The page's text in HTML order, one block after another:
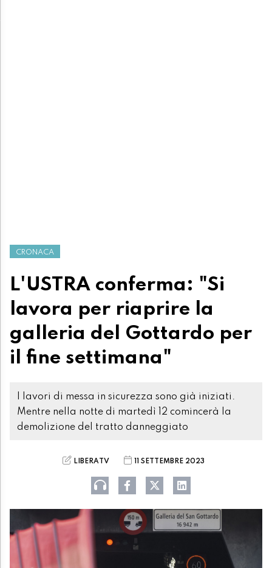
CRONACA
L'USTRA conferma: "Si
lavora per riaprire la
galleria del Gottardo per
il fine settimana"
I lavori di messa in sicurezza sono già iniziati.
Mentre nella notte di martedì 12 comincerà la
demolizione del tratto danneggiato
LIBERATV 11 SETTEMBRE 2023